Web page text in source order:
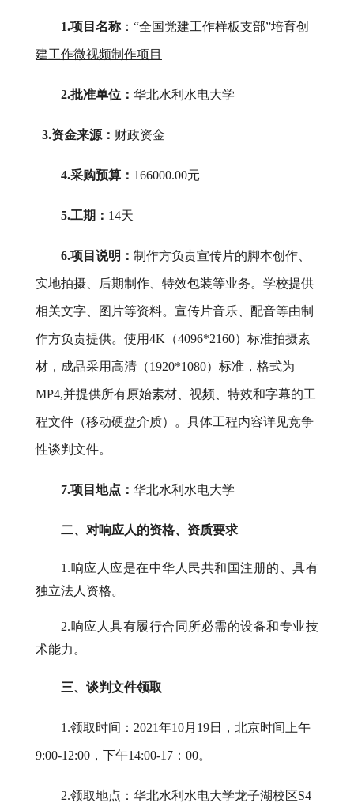
1.项目名称： “全国党建工作样板支部”培育创
建工作微视频制作项目
2.批准单位： 华北水利水电大学
3.资金来源： 财政资金
4.采购预算 ： 166000.00元
5.工期： 14天
6.项目说明： 制作方负责宣传片的脚本创作、
实地拍摄、后期制作、特效包装等业务。学校提供
相关文字、图片等资料。宣传片音乐、配音等由制
作方负责提供。使用4K（4096*2160）标准拍摄素
材，成品采用高清（1920*1080）标准，格式为
MP4,并提供所有原始素材、视频、特效和字幕的工
程文件（移动硬盘介质）。具体工程内容详见竞争
性谈判文件。
7.项目地点： 华北水利水电大学
二、对响应人的资格、资质要求
1.响应人应是在中华人民共和国注册的、具有
独立法人资格。
2.响应人具有履行合同所必需的设备和专业技
术能力。
三、谈判文件领取
1.领取时间： 2021年10月19日 ，北京时间上午
9:00-1 2:00，下午14:00-1 7 ： 00。
2.领取地点：华北水利水电大学龙子湖校区S4